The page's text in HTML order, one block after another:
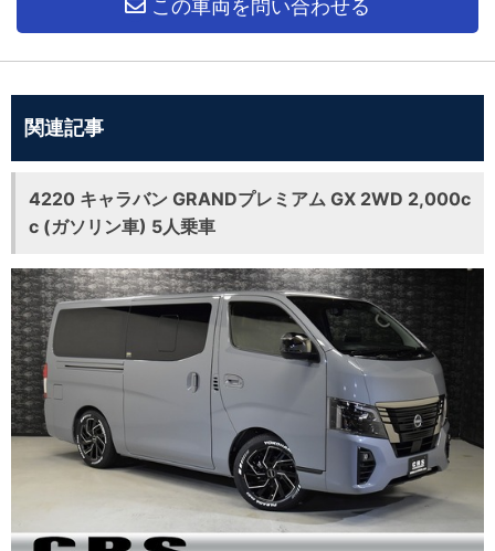
この車両を問い合わせる
関連記事
4220 キャラバン GRANDプレミアム GX 2WD 2,000c
c (ガソリン車) 5人乗車